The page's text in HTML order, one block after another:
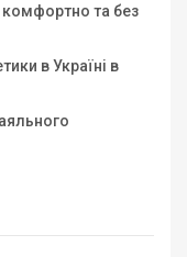
комфортно та без
в Україні в